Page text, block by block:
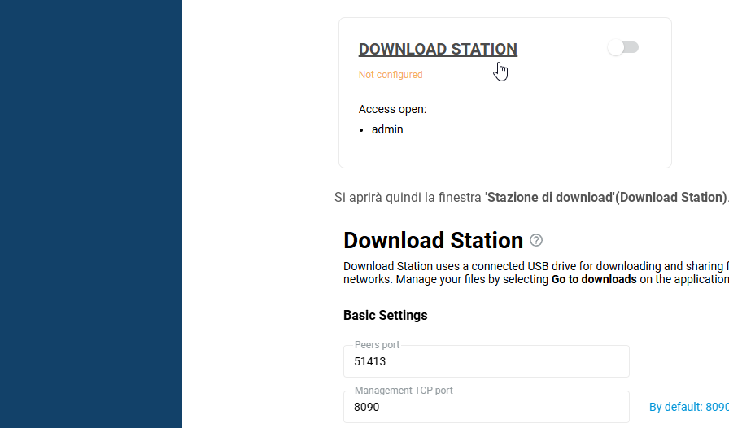
Si aprirà quindi la finestra 'Stazione di download'(Download Station)